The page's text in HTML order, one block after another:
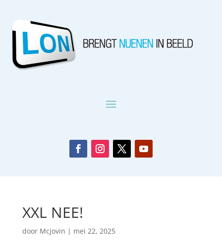
XXL NEE!
door Mcjovin | mei 22, 2025